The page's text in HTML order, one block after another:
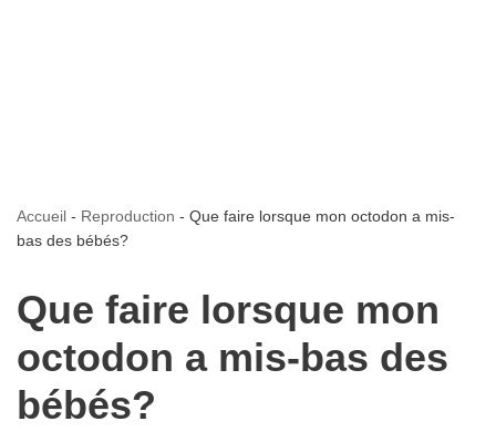
Accueil - Reproduction - Que faire lorsque mon octodon a mis-
bas des bébés?
Que faire lorsque mon
octodon a mis-bas des
bébés?